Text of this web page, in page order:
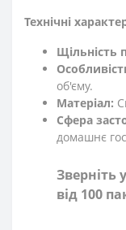
Технічні
Щільність
об'єму.
Матеріал:
Сфера
домашнє
Зверніть
від 100